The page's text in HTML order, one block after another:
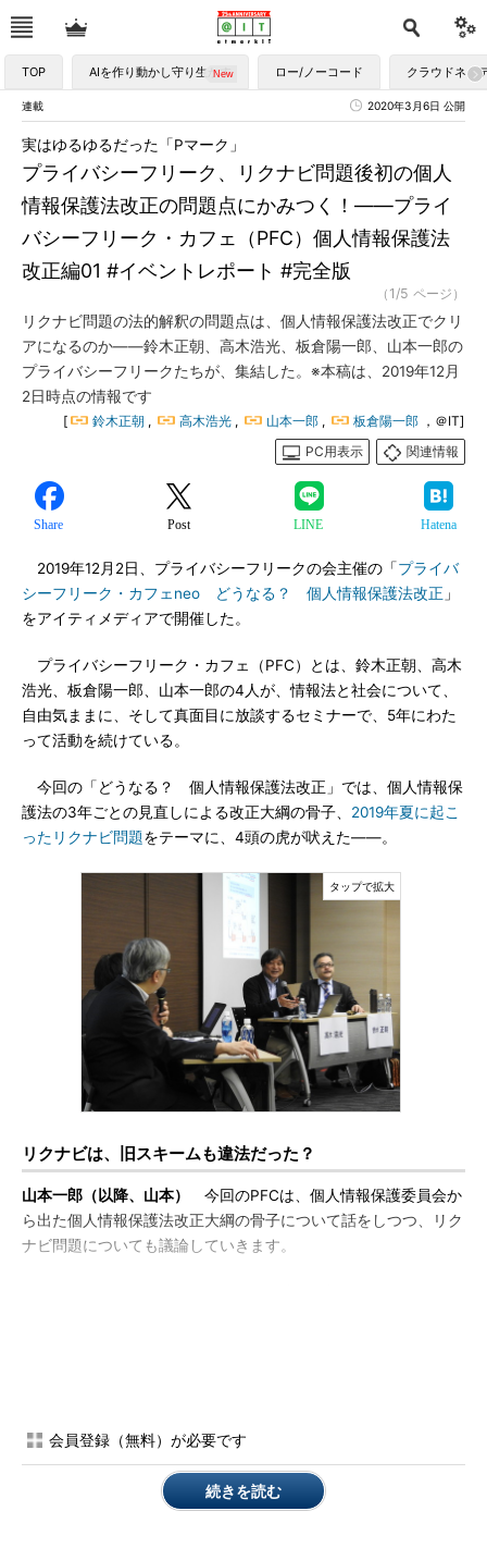
TOP AIを作り動かし守り生かす ロー/ノーコード クラウドネイ
連載 2020年3月6日 公開
プライバシーフリーク、リクナビ問題後初の個人
情報保護法改正の問題点にかみつく！――プライ
バシーフリーク・カフェ（PFC）個人情報保護法
改正編01 #イベントレポート #完全版
実はゆるゆるだった「Pマーク」
（1/5 ページ）
リクナビ問題の法的解釈の問題点は、個人情報保護法改正でクリ
アになるのか――鈴木正朝、高木浩光、板倉陽一郎、山本一郎の
プライバシーフリークたちが、集結した。※本稿は、2019年12月
2日時点の情報です
[ 鈴木正朝 , 高木浩光 , 山本一郎 , 板倉陽一郎 ，＠IT]
PC用表示
関連情報
Share Post LINE Hatena
2019年12月2日、プライバシーフリークの会主催の「プライバ
シーフリーク・カフェneo どうなる？ 個人情報保護法改正 」
をアイティメディアで開催した。
プライバシーフリーク・カフェ（PFC）とは、鈴木正朝、高木
浩光、板倉陽一郎、山本一郎の4人が、情報法と社会について、
自由気ままに、そして真面目に放談するセミナーで、5年にわた
って活動を続けている。
今回の「どうなる？ 個人情報保護法改正」では、個人情報保
護法の3年ごとの見直しによる改正大綱の骨子、 2019年夏に起こ
ったリクナビ問題をテーマに、4頭の虎が吠えた――。
リクナビは、旧スキームも違法だった？
山本一郎（以降、山本）
今回のPFCは、個人情報保護委員会か
ら出た個人情報保護法改正大綱の骨子について話をしつつ、リク
ナビ問題についても議論していきます。
旧スキームは個人情報保護委員会から不問になったようでした
が、その後、変化はありましたでしょうか。
会員登録（無料）が必要です
続きを読む